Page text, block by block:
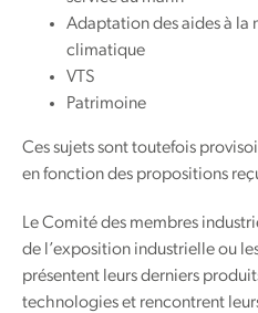
Adaptation des aides à la
climatique
VTS
Patrimoine
Ces sujets sont toutefois
en fonction des propositions
Le Comité des membres
de l’exposition industrielle ou
présentent leurs derniers
technologies et rencontrent